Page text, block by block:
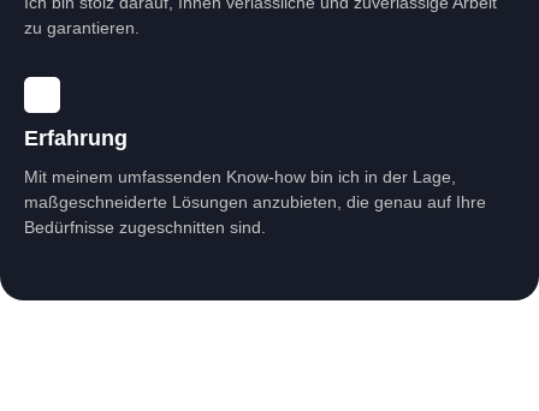
Erfahrung
Mit meinem umfassenden Know-how bin ich in der Lage,
maßgeschneiderte Lösungen anzubieten, die genau auf Ihre
Bedürfnisse zugeschnitten sind.
zu garantieren.